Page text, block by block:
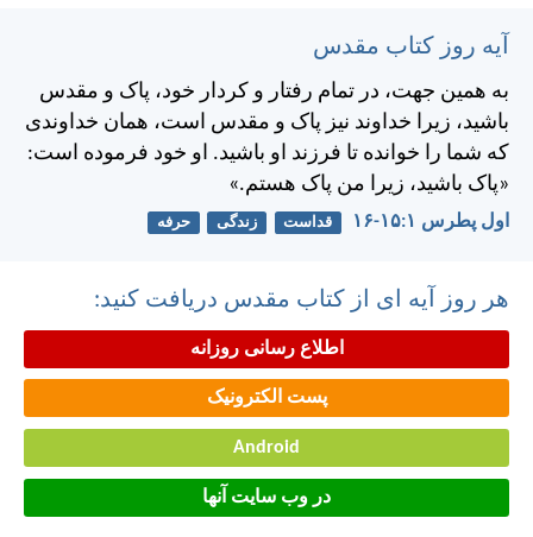
آیه روز کتاب مقدس
به همين جهت، در تمام رفتار و كردار خود، پاک و مقدس
باشيد، زيرا خداوند نيز پاک و مقدس است، همان خداوندی
كه شما را خوانده تا فرزند او باشيد. او خود فرموده است:
«پاک باشيد، زيرا من پاک هستم.»
اول پطرس ۱:‏۱۵-‏۱۶ قداست زندگی حرفه
هر روز آیه ای از کتاب مقدس دریافت کنید:
اطلاع رسانی روزانه
پست الکترونیک
Android
در وب سایت آنها